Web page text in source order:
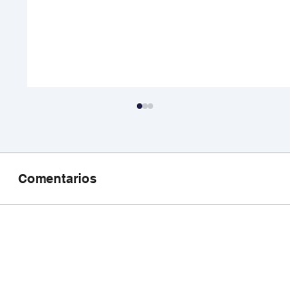
Comentarios